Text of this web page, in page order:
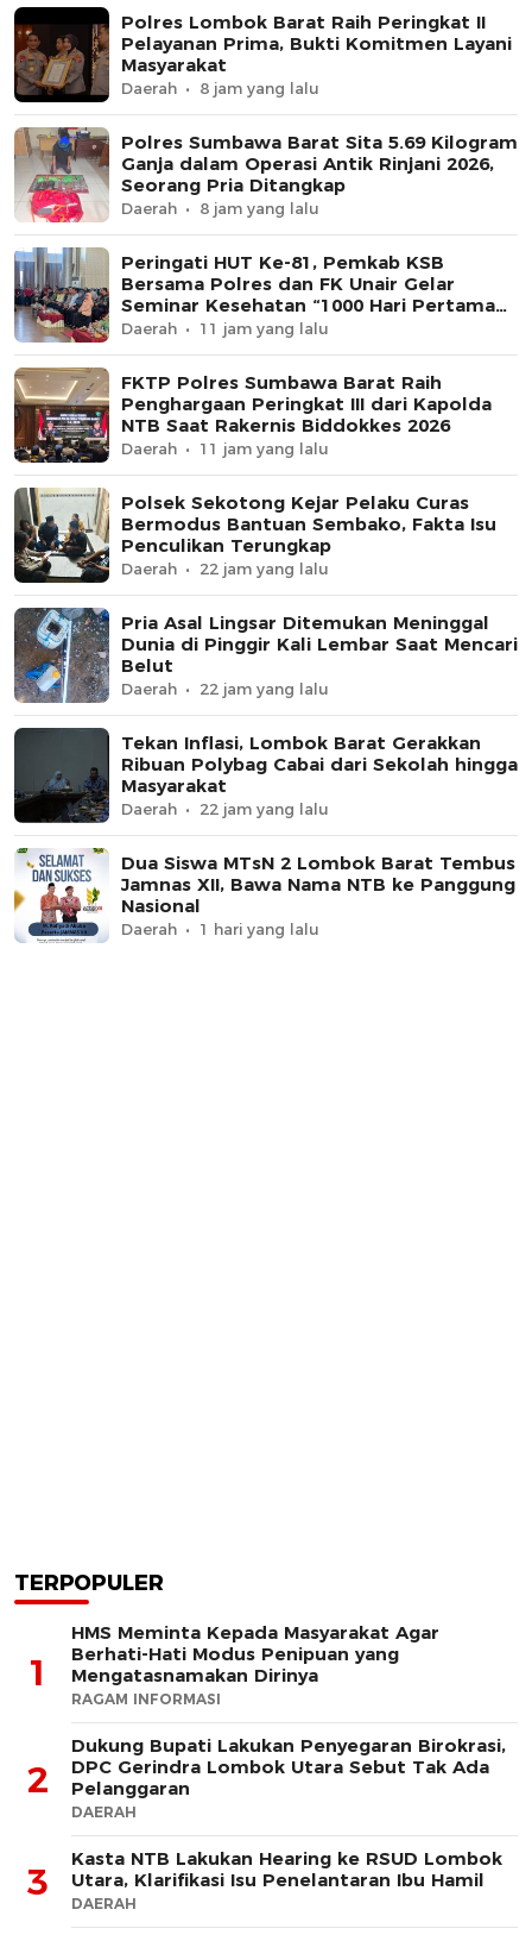
Polres Lombok Barat Raih Peringkat II
Pelayanan Prima, Bukti Komitmen Layani
Masyarakat
Daerah 8 jam yang lalu
Polres Sumbawa Barat Sita 5.69 Kilogram
Ganja dalam Operasi Antik Rinjani 2026,
Seorang Pria Ditangkap
Daerah 8 jam yang lalu
Peringati HUT Ke-81, Pemkab KSB
Bersama Polres dan FK Unair Gelar
Seminar Kesehatan “1000 Hari Pertama
Kehidupan”
Daerah 11 jam yang lalu
FKTP Polres Sumbawa Barat Raih
Penghargaan Peringkat III dari Kapolda
NTB Saat Rakernis Biddokkes 2026
Daerah 11 jam yang lalu
Polsek Sekotong Kejar Pelaku Curas
Bermodus Bantuan Sembako, Fakta Isu
Penculikan Terungkap
Daerah 22 jam yang lalu
Pria Asal Lingsar Ditemukan Meninggal
Dunia di Pinggir Kali Lembar Saat Mencari
Belut
Daerah 22 jam yang lalu
Tekan Inflasi, Lombok Barat Gerakkan
Ribuan Polybag Cabai dari Sekolah hingga
Masyarakat
Daerah 22 jam yang lalu
Dua Siswa MTsN 2 Lombok Barat Tembus
Jamnas XII, Bawa Nama NTB ke Panggung
Nasional
Daerah 1 hari yang lalu
TERPOPULER
1
HMS Meminta Kepada Masyarakat Agar
Berhati-Hati Modus Penipuan yang
Mengatasnamakan Dirinya
RAGAM INFORMASI
2
Dukung Bupati Lakukan Penyegaran Birokrasi,
DPC Gerindra Lombok Utara Sebut Tak Ada
Pelanggaran
DAERAH
3
Kasta NTB Lakukan Hearing ke RSUD Lombok
Utara, Klarifikasi Isu Penelantaran Ibu Hamil
DAERAH